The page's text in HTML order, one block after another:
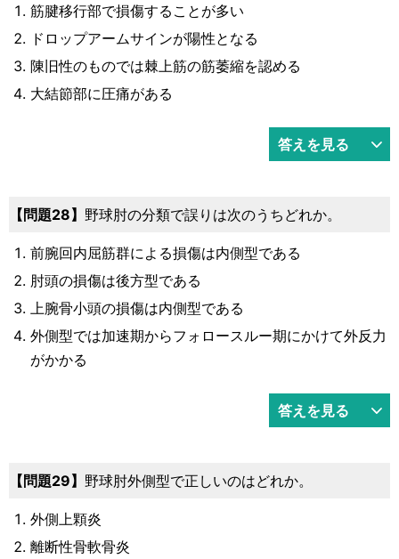
筋腱移行部で損傷することが多い
ドロップアームサインが陽性となる
陳旧性のものでは棘上筋の筋萎縮を認める
大結節部に圧痛がある
答えを見る
28 野球肘の分類で誤りは次のうちどれか。
前腕回内屈筋群による損傷は内側型である
肘頭の損傷は後方型である
上腕骨小頭の損傷は内側型である
外側型では加速期からフォロースルー期にかけて外反力
がかかる
答えを見る
29 野球肘外側型で正しいのはどれか。
外側上顆炎
離断性骨軟骨炎